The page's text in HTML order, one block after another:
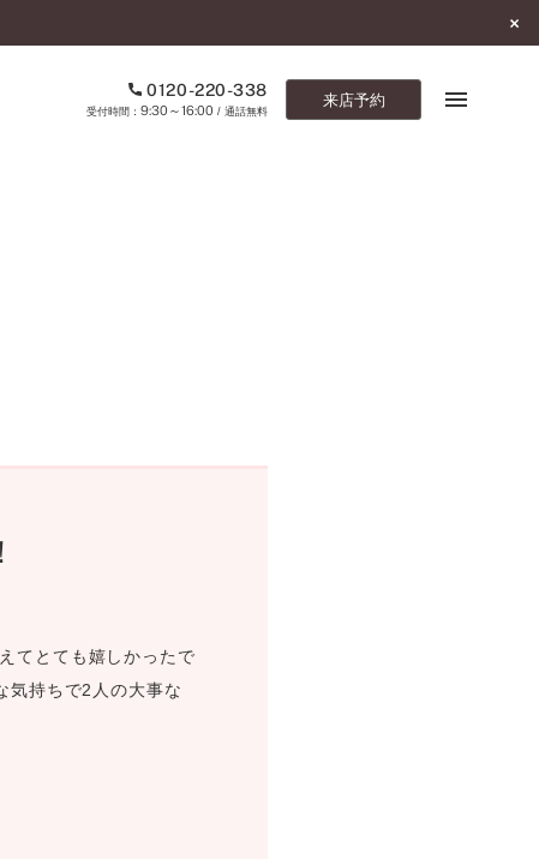
0120-220-338
9:30～16:00/ 通話無料
来店予約
てとても嬉しかったで
気持ちで2人の大事な